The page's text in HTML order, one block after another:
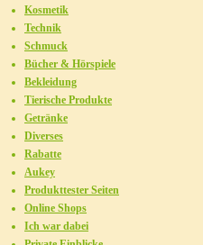
Kosmetik
Technik
Schmuck
Bücher & Hörspiele
Bekleidung
Tierische Produkte
Getränke
Diverses
Rabatte
Aukey
Produkttester Seiten
Online Shops
Ich war dabei